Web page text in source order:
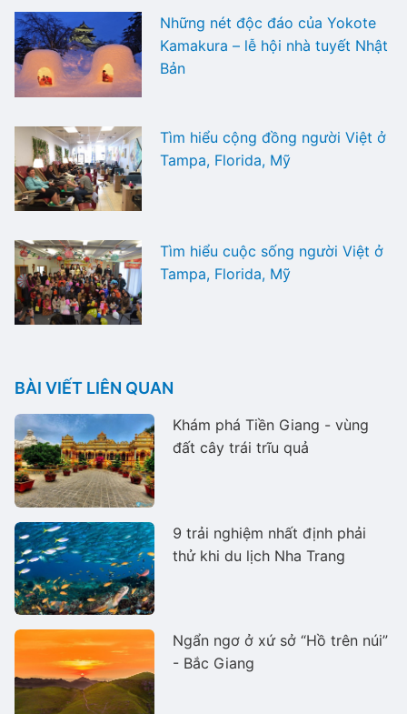
Những nét độc đáo của Yokote
Kamakura – lễ hội nhà tuyết Nhật
Bản
Tìm hiểu cộng đồng người Việt ở
Tampa, Florida, Mỹ
Tìm hiểu cuộc sống người Việt ở
Tampa, Florida, Mỹ
BÀI VIẾT LIÊN QUAN
Khám phá Tiền Giang - vùng
đất cây trái trĩu quả
9 trải nghiệm nhất định phải
thử khi du lịch Nha Trang
Ngẩn ngơ ở xứ sở “Hồ trên núi”
- Bắc Giang